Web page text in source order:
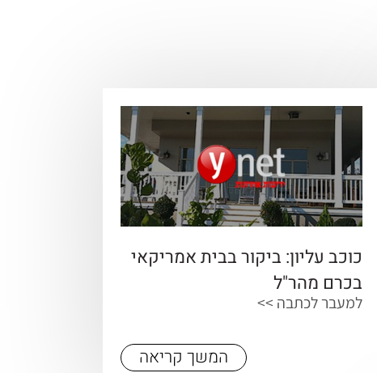
כוכב עליון: ביקור בבית אמריקאי
בכרם מהר"ל
למעבר לכתבה >>
המשך קריאה